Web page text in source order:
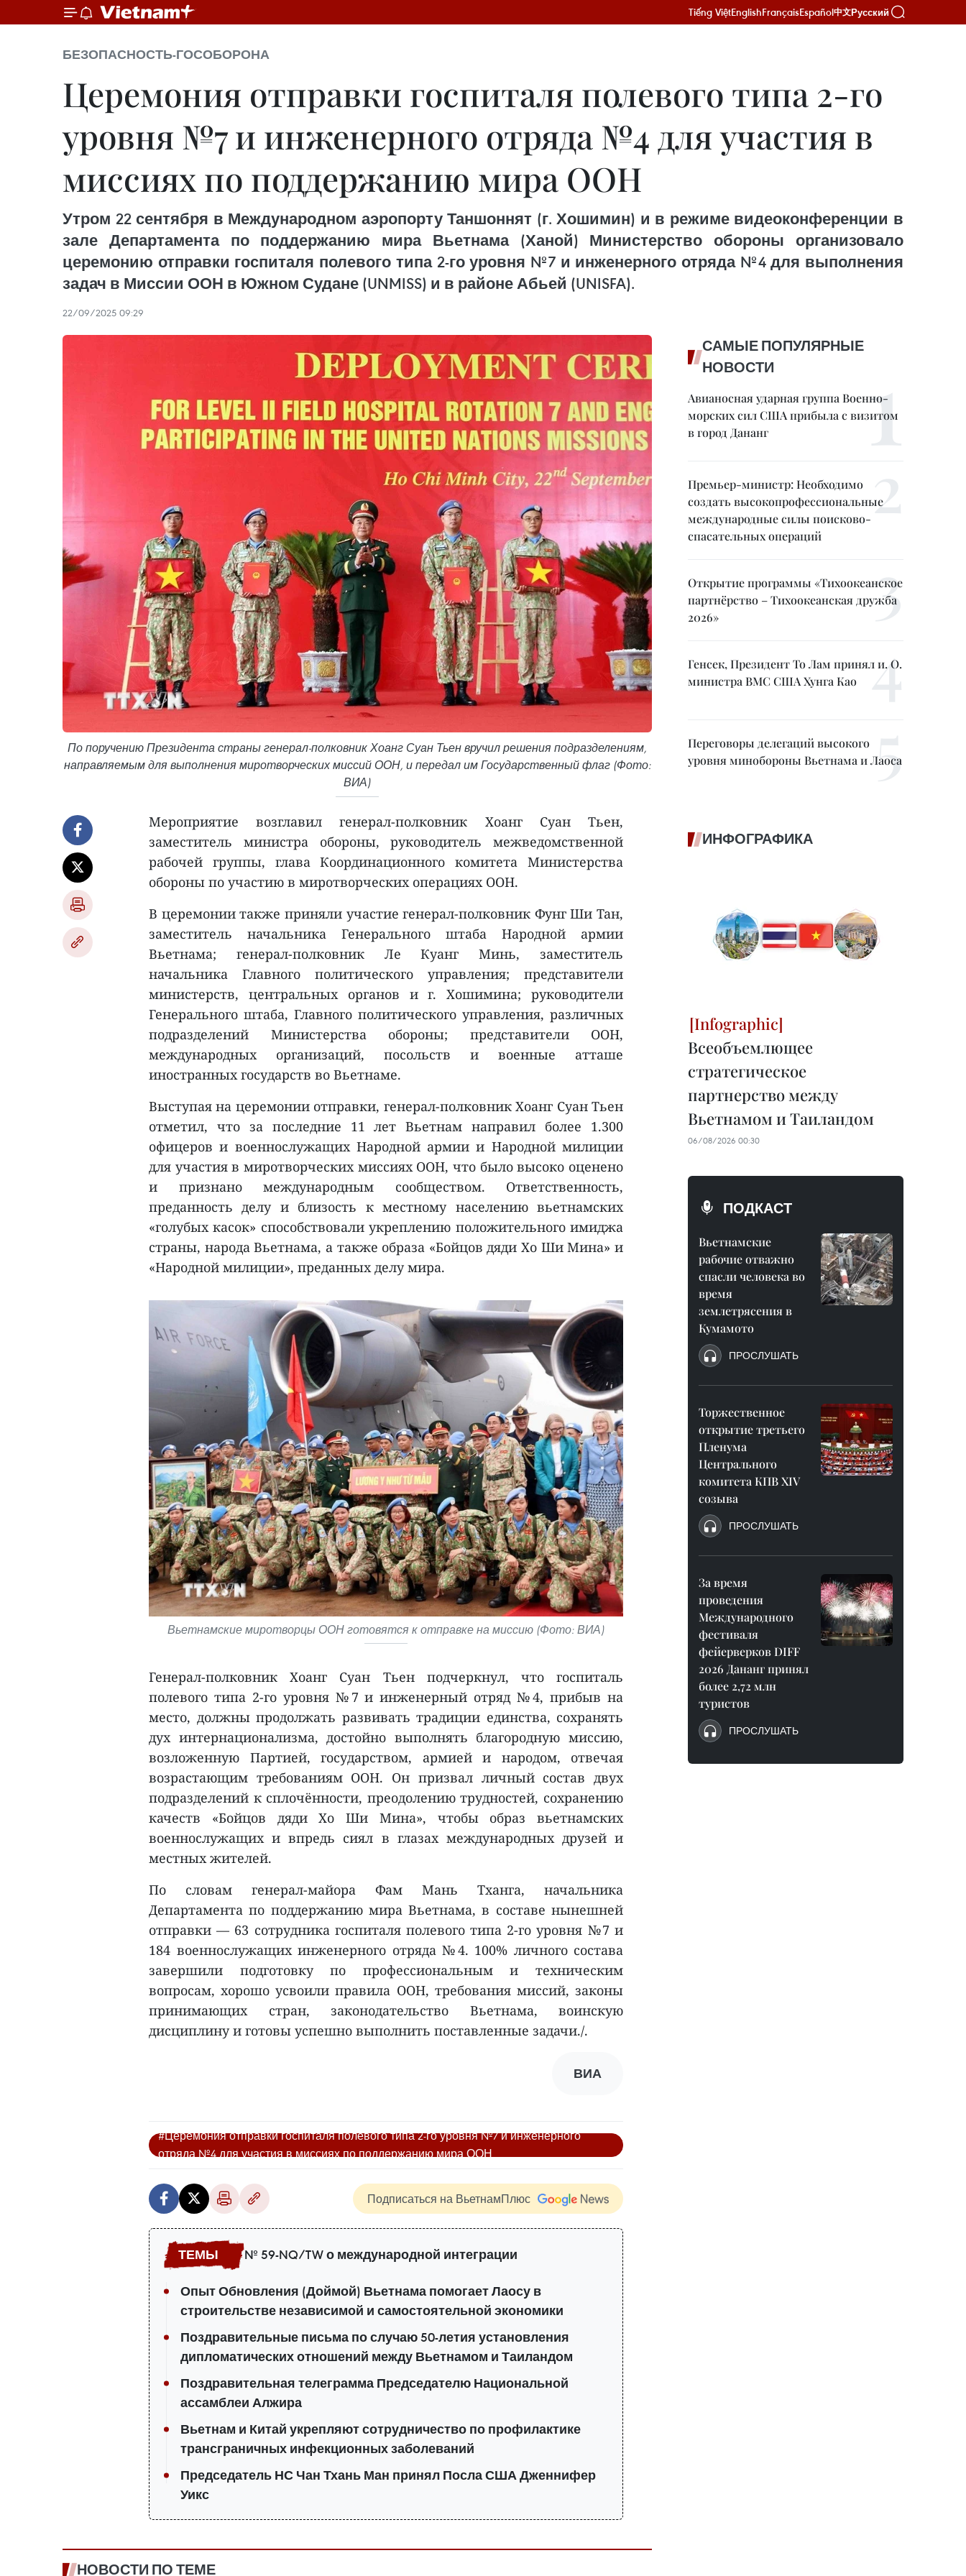
Tiếng ViệtEnglishFrançaisEspañol中文Русский
БЕЗОПАСНОСТЬ-ГОСОБОРОНА
Церемония отправки госпиталя полевого типа 2-го
уровня №7 и инженерного отряда №4 для участия в
миссиях по поддержанию мира ООН
Утром 22 сентября в Международном аэропорту Таншоннят (г. Хошимин) и в режиме видеоконференции в
зале Департамента по поддержанию мира Вьетнама (Ханой) Министерство обороны организовало
церемонию отправки госпиталя полевого типа 2-го уровня №7 и инженерного отряда №4 для выполнения
задач в Миссии ООН в Южном Судане (UNMISS) и в районе Абьей (UNISFA).
22/09/2025 09:29
По поручению Президента страны генерал-полковник Хоанг Суан Тьен вручил решения подразделениям,
направляемым для выполнения миротворческих миссий ООН, и передал им Государственный флаг (Фото:
ВИА)
Мероприятие возглавил генерал-полковник Хоанг Суан Тьен,
заместитель министра обороны, руководитель межведомственной
рабочей группы, глава Координационного комитета Министерства
обороны по участию в миротворческих операциях ООН.
В церемонии также приняли участие генерал-полковник Фунг Ши Тан,
заместитель начальника Генерального штаба Народной армии
Вьетнама; генерал-полковник Ле Куанг Минь, заместитель
начальника Главного политического управления; представители
министерств, центральных органов и г. Хошимина; руководители
Генерального штаба, Главного политического управления, различных
подразделений Министерства обороны; представители ООН,
международных организаций, посольств и военные атташе
иностранных государств во Вьетнаме.
Выступая на церемонии отправки, генерал-полковник Хоанг Суан Тьен
отметил, что за последние 11 лет Вьетнам направил более 1.300
офицеров и военнослужащих Народной армии и Народной милиции
для участия в миротворческих миссиях ООН, что было высоко оценено
и признано международным сообществом. Ответственность,
преданность делу и близость к местному населению вьетнамских
«голубых касок» способствовали укреплению положительного имиджа
страны, народа Вьетнама, а также образа «Бойцов дяди Хо Ши Мина» и
«Народной милиции», преданных делу мира.
Вьетнамские миротворцы ООН готовятся к отправке на миссию (Фото: ВИА)
Генерал-полковник Хоанг Суан Тьен подчеркнул, что госпиталь
полевого типа 2-го уровня №7 и инженерный отряд №4, прибыв на
место, должны продолжать развивать традиции единства, сохранять
дух интернационализма, достойно выполнять благородную миссию,
возложенную Партией, государством, армией и народом, отвечая
возрастающим требованиям ООН. Он призвал личный состав двух
подразделений к сплочённости, преодолению трудностей, сохранению
качеств «Бойцов дяди Хо Ши Мина», чтобы образ вьетнамских
военнослужащих и впредь сиял в глазах международных друзей и
местных жителей.
По словам генерал-майора Фам Мань Тханга, начальника
Департамента по поддержанию мира Вьетнама, в составе нынешней
отправки — 63 сотрудника госпиталя полевого типа 2-го уровня №7 и
184 военнослужащих инженерного отряда №4. 100% личного состава
завершили подготовку по профессиональным и техническим
вопросам, хорошо усвоили правила ООН, требования миссий, законы
принимающих стран, законодательство Вьетнама, воинскую
дисциплину и готовы успешно выполнить поставленные задачи./.
ВИА
#Церемония отправки госпиталя полевого типа 2-го уровня №7 и инженерного
отряда №4 для участия в миссиях по поддержанию мира ООН
Подписаться на ВьетнамПлюс
№ 59-NQ/TW о международной интеграции
Опыт Обновления (Доймой) Вьетнама помогает Лаосу в
строительстве независимой и самостоятельной экономики
Поздравительные письма по случаю 50-летия установления
дипломатических отношений между Вьетнамом и Таиландом
Поздравительная телеграмма Председателю Национальной
ассамблеи Алжира
Вьетнам и Китай укрепляют сотрудничество по профилактике
трансграничных инфекционных заболеваний
Председатель НС Чан Тхань Ман принял Посла США Дженнифер
Уикс
НОВОСТИ ПО ТЕМЕ
САМЫЕ ПОПУЛЯРНЫЕ
НОВОСТИ
Авианосная ударная группа Военно-
морских сил США прибыла с визитом
в город Дананг
Премьер-министр: Необходимо
создать высокопрофессиональные
международные силы поисково-
спасательных операций
Открытие программы «Тихоокеанское
партнёрство – Тихоокеанская дружба
2026»
Генсек, Президент То Лам принял и. О.
министра ВМС США Хунга Као
Переговоры делегаций высокого
уровня минобороны Вьетнама и Лаоса
ИНФОГРАФИКА
Всеобъемлющее
стратегическое
партнерство между
Вьетнамом и Таиландом
06/08/2026 00:30
ПОДКАСТ
Вьетнамские
рабочие отважно
спасли человека во
время
землетрясения в
Кумамото
ПРОСЛУШАТЬ
Торжественное
открытие третьего
Пленума
Центрального
комитета КПВ XIV
созыва
ПРОСЛУШАТЬ
За время
проведения
Международного
фестиваля
фейерверков DIFF
2026 Дананг принял
более 2,72 млн
туристов
ПРОСЛУШАТЬ